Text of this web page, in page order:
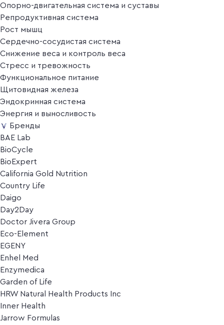
Опорно-двигательная система и суставы
Репродуктивная система
Рост мышц
Сердечно-сосудистая система
Снижение веса и контроль веса
Стресс и тревожность
Функциональное питание
Щитовидная железа
Эндокринная система
Энергия и выносливость
Бренды
BAE Lab
BioCycle
BioExpert
California Gold Nutrition
Country Life
Daigo
Day2Day
Doctor Jivera Group
Eco-Element
EGENY
Enhel Med
Enzymedica
Garden of Life
HRW Natural Health Products Inc
Inner Health
Jarrow Formulas